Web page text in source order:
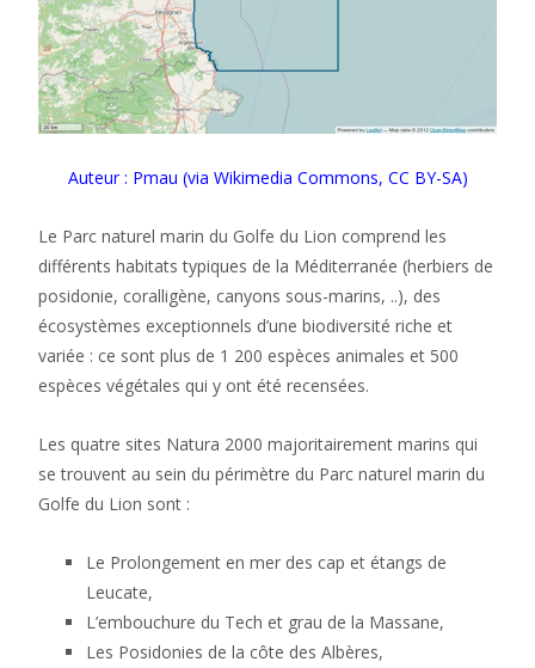
Auteur : Pmau (via Wikimedia Commons, CC BY-SA)
Le Parc naturel marin du Golfe du Lion comprend les
différents habitats typiques de la Méditerranée (herbiers de
posidonie, coralligène, canyons sous-marins, ..), des
écosystèmes exceptionnels d’une biodiversité riche et
variée : ce sont plus de 1 200 espèces animales et 500
espèces végétales qui y ont été recensées.
Les quatre sites Natura 2000 majoritairement marins qui
se trouvent au sein du périmètre du Parc naturel marin du
Golfe du Lion sont :
Le Prolongement en mer des cap et étangs de
Leucate,
L’embouchure du Tech et grau de la Massane,
Les Posidonies de la côte des Albères,